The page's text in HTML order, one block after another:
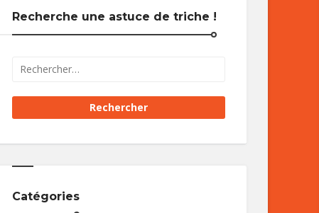
Recherche une astuce de triche !
Catégories